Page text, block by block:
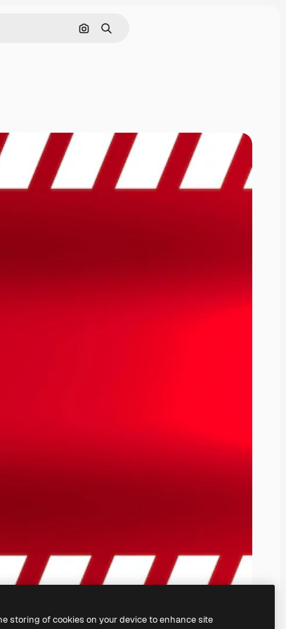
通過圖像搜索
搜尋
storing of cookies on your device to enhance site